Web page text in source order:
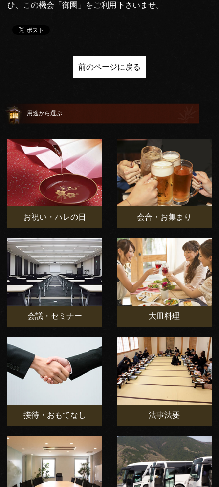
ひ、この機会「御園」をご利用下さいませ。
前のページに戻る
用途から選ぶ
お祝い・ハレの日 会合・お集まり
会議・セミナー 大皿料理
接待・おもてなし 法事法要